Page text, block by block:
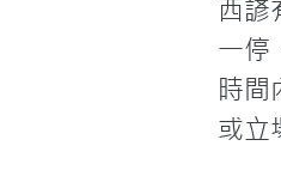
西諺
一停
時間
或立